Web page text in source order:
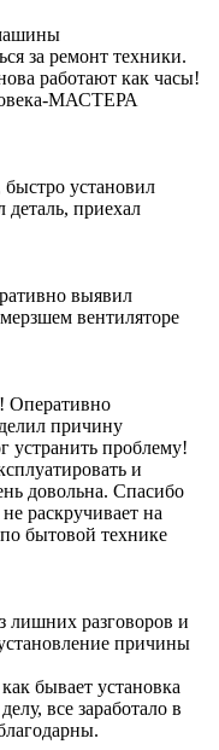
за ремонт техники.
работают как часы!
МАСТЕРА
установил
деталь, приехал
выявил
вентиляторе
Оперативно
причину
устранить проблему!
и
довольна. Спасибо
раскручивает на
бытовой технике
лишних разговоров и
причины
бывает установка
все заработало в